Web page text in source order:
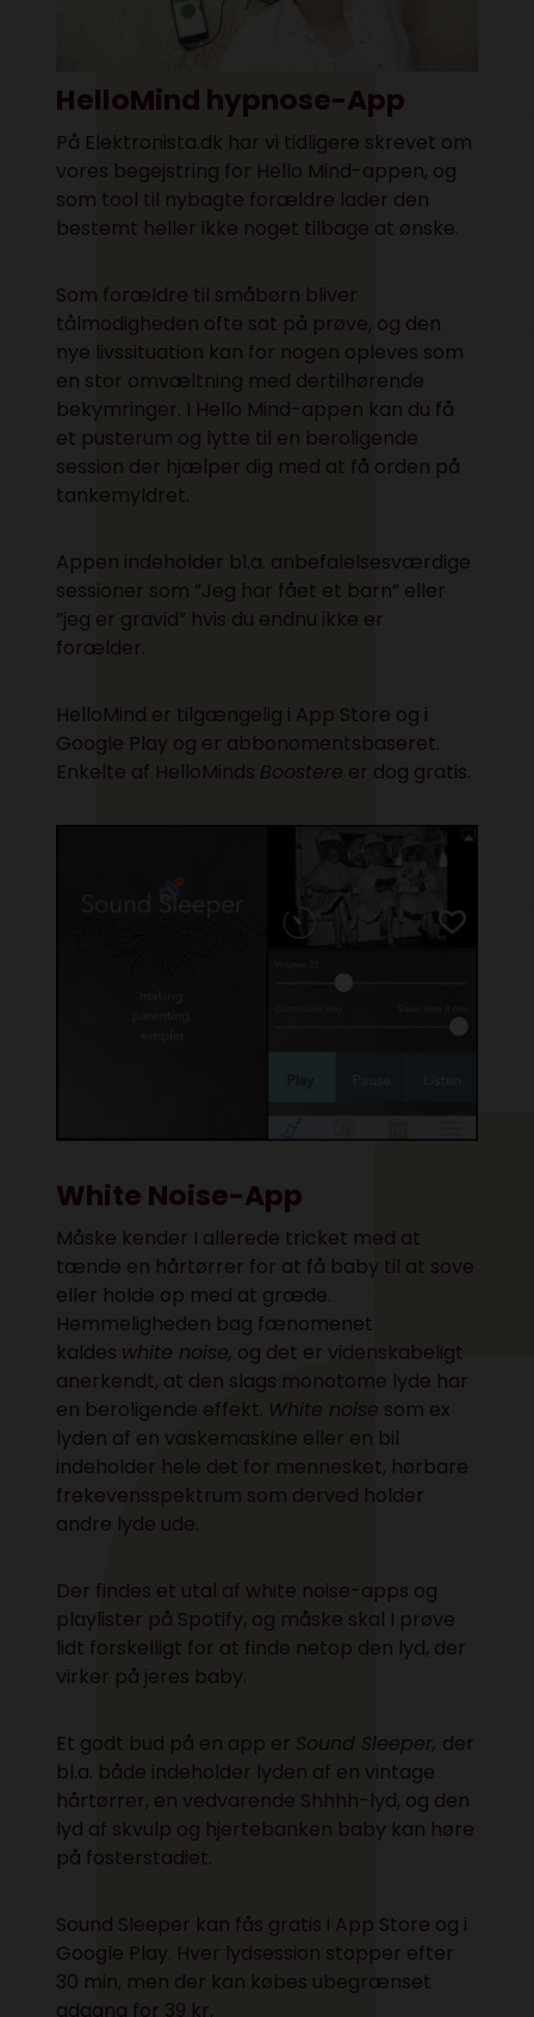
HelloMind hypnose-App
På Elektronista.dk har vi tidligere skrevet om
vores begejstring for Hello Mind-appen, og
som tool til nybagte forældre lader den
bestemt heller ikke noget tilbage at ønske.
Som forældre til småbørn bliver
tålmodigheden ofte sat på prøve, og den
nye livssituation kan for nogen opleves som
en stor omvæltning med dertilhørende
bekymringer. I Hello Mind-appen kan du få
et pusterum og lytte til en beroligende
session der hjælper dig med at få orden på
tankemyldret.
Appen indeholder bl.a. anbefalelsesværdige
sessioner som ”Jeg har fået et barn” eller
”jeg er gravid” hvis du endnu ikke er
forælder.
HelloMind er tilgængelig i App Store og i
Google Play og er abbonomentsbaseret.
Enkelte af HelloMinds Boostere er dog gratis.
White Noise-App
Måske kender I allerede tricket med at
tænde en hårtørrer for at få baby til at sove
eller holde op med at græde.
Hemmeligheden bag fænomenet
kaldes white noise, og det er videnskabeligt
anerkendt, at den slags monotome lyde har
en beroligende effekt. White noise som ex
lyden af en vaskemaskine eller en bil
indeholder hele det for mennesket, hørbare
frekevensspektrum som derved holder
andre lyde ude.
Der findes et utal af white noise-apps og
playlister på Spotify, og måske skal I prøve
lidt forskelligt for at finde netop den lyd, der
virker på jeres baby.
Et godt bud på en app er Sound Sleeper, der
bl.a. både indeholder lyden af en vintage
hårtørrer, en vedvarende Shhhh-lyd, og den
lyd af skvulp og hjertebanken baby kan høre
på fosterstadiet.
Sound Sleeper kan fås gratis i App Store og i
Google Play. Hver lydsession stopper efter
30 min, men der kan købes ubegrænset
adgang for 39 kr.